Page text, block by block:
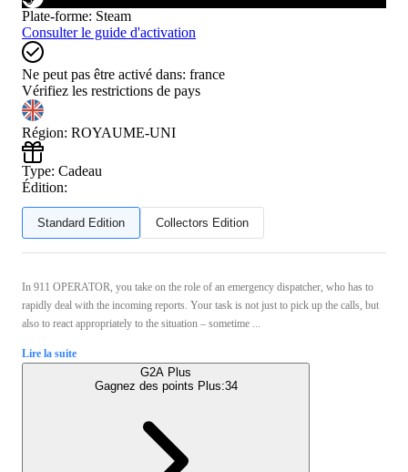
Plate-forme: Steam
Consulter le guide d'activation
Ne peut pas être activé dans: france
Vérifiez les restrictions de pays
Région: ROYAUME-UNI
Type: Cadeau
Édition:
Standard Edition Collectors Edition
In 911 OPERATOR, you take on the role of an emergency dispatcher, who has to
rapidly deal with the incoming reports. Your task is not just to pick up the calls, but
also to react appropriately to the situation – sometime ...
Lire la suite
G2A Plus
Gagnez des points Plus:34